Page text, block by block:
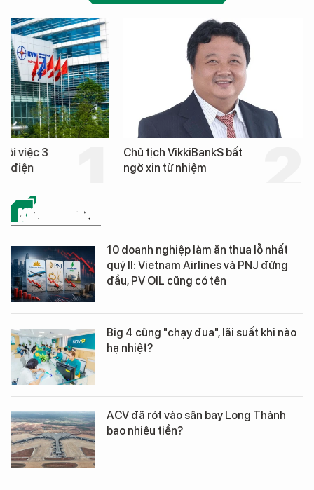
việc 3
điện
Chủ tịch VikkiBankS bất
ngờ xin từ nhiệm
KINH DOANH
10 doanh nghiệp làm ăn thua lỗ nhất
quý II: Vietnam Airlines và PNJ đứng
đầu, PV OIL cũng có tên
Big 4 cũng "chạy đua", lãi suất khi nào
hạ nhiệt?
ACV đã rót vào sân bay Long Thành
bao nhiêu tiền?